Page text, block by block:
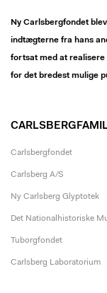
Ny Carlsbergfondet
indtægterne fra hans
fortsat med at
for det bredest mulige
Carlsbergfondet
Carlsberg A/S
Ny Carlsberg Glyptotek
Det Nationalhistoriske
Tuborgfondet
Carlsberg Laboratorium